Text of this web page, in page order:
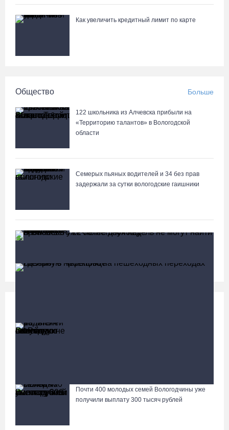
Лазерную проекцию на пешеходных переходах сделают в
Как увеличить кредитный лимит по карте
Общество Больше
122 школьника из Алчевска прибыли на
«Территорию талантов» в Вологодской
области
Семерых пьяных водителей и 34 без прав
задержали за сутки вологодские гаишники
В Тотемском округе построили три дома для
Почти 400 молодых семей Вологодчины уже
получили выплату 300 тысяч рублей